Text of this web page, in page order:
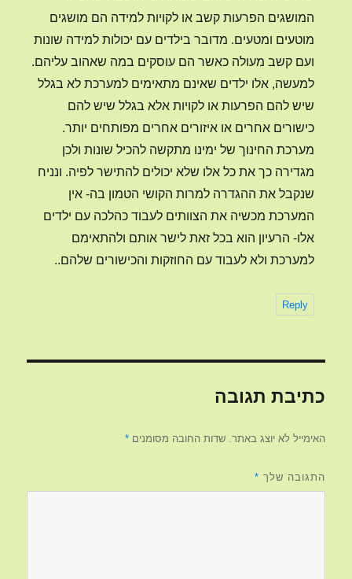
המושגים הפרעות קשב או לקויות למידה הם מושגים
מוטעים ומטעים. מדובר בילדים עם יכולות למידה שונות
ועם קשב מעולה כאשר הם עוסקים במה שאהוב עליהם.
למעשה, אלו ילדים שאינם מתאימים למערכת לא בגלל
שיש להם הפרעות או לקויות אלא בגלל שיש להם
כישורים אחרים או איזורים אחרים מפותחים יותר.
מערכת החינוך של ימינו מתקשה להכיל שונות ולכן
מגדירה כך את כל אלו שלא יכולים להתישר לפיה. ונניח
שנקבל את ההגדרה למרות הקושי הטמון בה- אין
המערכת מכשיה את הצוותים לעבוד כהלכה עם ילדים
אלו- הרעיון הוא בכל זאת לישר אותם ולהתאימם
למערכת ולא לעבוד עם החוזקות והכישורים שלהם..
Reply
כתיבת תגובה
האימייל לא יוצג באתר. שדות החובה מסומנים*
התגובה שלך *